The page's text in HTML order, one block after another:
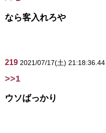
なら客入れろや
219 2021/07/17(土) 21:18:36.44
>>1
ウソばっかり